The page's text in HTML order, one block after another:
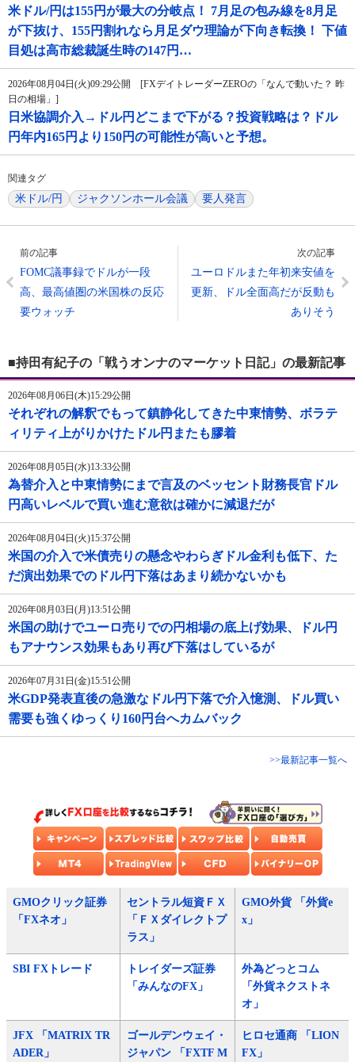
米ドル/円は155円が最大の分岐点！ 7月足の包み線を8月足
が下抜け、155円割れなら月足ダウ理論が下向き転換！ 下値
目処は高市総裁誕生時の147円…
2026年08月04日(火)09:29公開 [FXデイトレーダーZEROの「なんで動いた？ 昨
日の相場」]
日米協調介入→ドル円どこまで下がる？投資戦略は？ドル
円年内165円より150円の可能性が高いと予想。
関連タグ
米ドル/円 ジャクソンホール会議 要人発言
前の記事
FOMC議事録でドルが一段
高、最高値圏の米国株の反応
要ウォッチ
次の記事
ユーロドルまた年初来安値を
更新、ドル全面高だが反動も
ありそう
■持田有紀子の「戦うオンナのマーケット日記」の最新記事
2026年08月06日(木)15:29公開
それぞれの解釈でもって鎮静化してきた中東情勢、ボラテ
ィリティ上がりかけたドル円またも膠着
2026年08月05日(水)13:33公開
為替介入と中東情勢にまで言及のベッセント財務長官ドル
円高いレベルで買い進む意欲は確かに減退だが
2026年08月04日(火)15:37公開
米国の介入で米債売りの懸念やわらぎドル金利も低下、た
だ演出効果でのドル円下落はあまり続かないかも
2026年08月03日(月)13:51公開
米国の助けでユーロ売りでの円相場の底上げ効果、ドル円
もアナウンス効果もあり再び下落はしているが
2026年07月31日(金)15:51公開
米GDP発表直後の急激なドル円下落で介入憶測、ドル買い
需要も強くゆっくり160円台へカムバック
>>最新記事一覧へ
GMOクリック証券
「FXネオ」
セントラル短資ＦＸ
「ＦＸダイレクトプ
ラス」
GMO外貨 「外貨e
x」
SBI FXトレード
トレイダーズ証券
「みんなのFX」
外為どっとコム
「外貨ネクストネ
オ」
JFX 「MATRIX TR
ADER」
ゴールデンウェイ・
ジャパン 「FXTF M
ヒロセ通商 「LION
FX」